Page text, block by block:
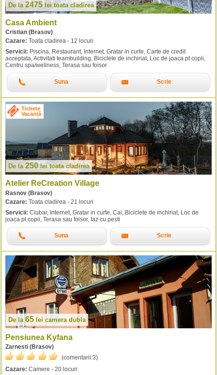
De la 2475lei toata cladirea
Casa Ambient
Cristian (Brasov)
Cazare: Toata cladirea - 12 locuri
Servicii: Piscina, Restaurant, Internet, Gratar in curte, Carte de credit
acceptata, Activitati teambuilding, Biciclete de inchiriat, Loc de joaca pt copii,
Centru spa/wellness, Terasa sau foisor
Suna Scrie
Tichete
Vacanță
De la 250leitoata cladirea
Atelier ReCreation Village
Rasnov (Brasov)
Cazare: Toata cladirea - 21 locuri
Servicii: Ciubar, Internet, Gratar in curte, Cai, Biciclete de inchiriat, Loc de
joaca pt copii, Terasa sau foisor, Iaz cu pesti
Suna Scrie
De la 65 lei camera dubla
Pensiunea Kyfana
Zarnesti (Brasov)
(comentarii:3).
Cazare: Camere - 20 locuri